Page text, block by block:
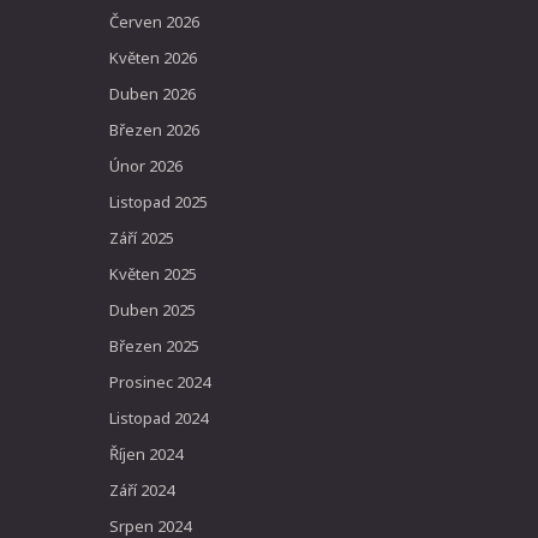
Červen 2026
Květen 2026
Duben 2026
Březen 2026
Únor 2026
Listopad 2025
Září 2025
Květen 2025
Duben 2025
Březen 2025
Prosinec 2024
Listopad 2024
Říjen 2024
Září 2024
Srpen 2024